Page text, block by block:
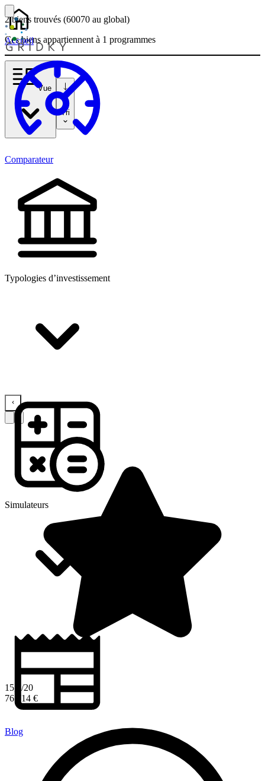
Accueil
Comparateur
Typologies d’investissement
Simulateurs
Blog
2 biens trouvés (60070 au global)
Ces biens appartiennent à 1 programmes
Vue
Tri
15,1/20
76 714 €